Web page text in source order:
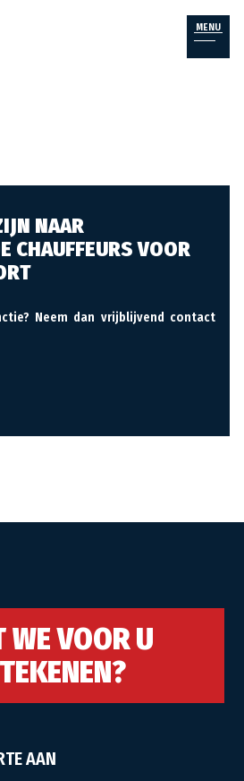
MENU
NAAR
CHAUFFEURS VOOR
Neem dan vrijblijvend contact
WE VOOR U
AAN